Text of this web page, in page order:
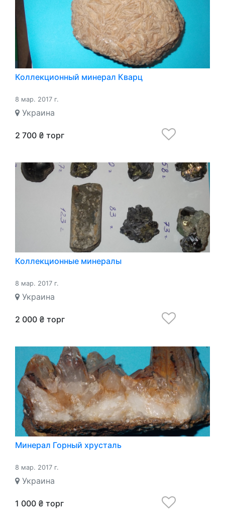
Коллекционный минерал Кварц
8 мар. 2017 г.
Украина
2 700 ₴ торг
Коллекционные минералы
8 мар. 2017 г.
Украина
2 000 ₴ торг
Минерал Горный хрусталь
8 мар. 2017 г.
Украина
1 000 ₴ торг